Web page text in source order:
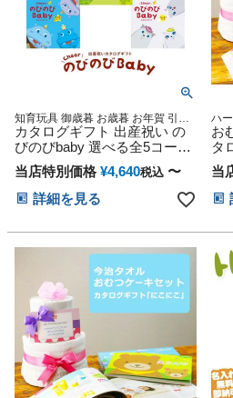
知育玩具 御歳暮 お歳暮 お年賀 引き
出物 出産内祝い 結婚祝い 香典返し
誕生日プレゼント 出産祝い専用カタ
ログギフト
カタログギフト 出産祝い の
びのびbaby 選べる全5コース
ギフト 贈り物 カタログ プレ
ゼント 出産 産後ママ 誕生日
ベビー 赤ちゃん 子供 キッズ
おもちゃ 用品 男の子 女の子
イビー クリスマス ハロウィ
ン バレンタイン 七五三 初節
句 子供の日
当店特別価格 ¥4,640税込 〜
詳細を見る
ハ
お
タ
で
ち
フ
セ
祭
当